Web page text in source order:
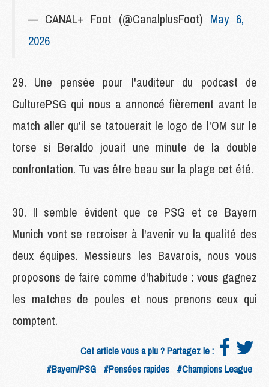
— CANAL+ Foot (@CanalplusFoot) May 6,
2026
Une pensée pour l'auditeur du podcast de
CulturePSG qui nous a annoncé fièrement avant le
match aller qu'il se tatouerait le logo de l'OM sur le
torse si Beraldo jouait une minute de la double
confrontation. Tu vas être beau sur la plage cet été.
Il semble évident que ce PSG et ce Bayern
Munich vont se recroiser à l'avenir vu la qualité des
deux équipes. Messieurs les Bavarois, nous vous
proposons de faire comme d'habitude : vous gagnez
les matches de poules et nous prenons ceux qui
comptent.
Cet article vous a plu ? Partagez le :
#Bayern/PSG #Pensées rapides #Champions League